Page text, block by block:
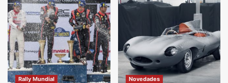
Rally Mundial Novedades